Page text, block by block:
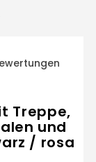
Treppe,
und
/ rosa